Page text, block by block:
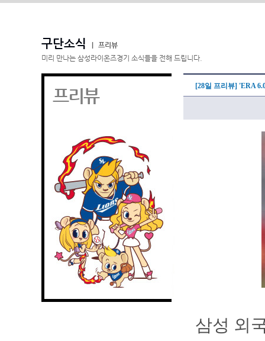
구단소식
프리뷰
미리 만나는 삼성라이온즈경기 소식들을 전해 드립니다.
프리뷰 [28일 프리뷰] 'ERA
삼성 외